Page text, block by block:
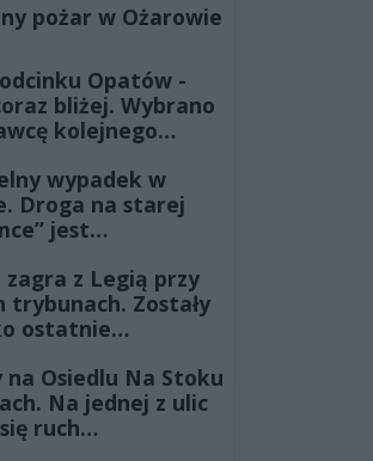
pożar w Ożarowie
Opatów -
bliżej. Wybrano
kolejnego
wypadek w
Droga na starej
jest
zagra z Legią przy
trybunach. Zostały
ostatnie
na Osiedlu Na Stoku
Na jednej z ulic
ruch